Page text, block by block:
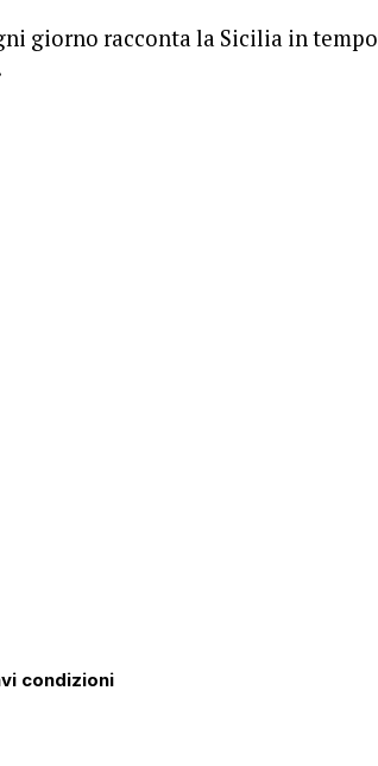
giorno racconta la Sicilia in tempo
condizioni